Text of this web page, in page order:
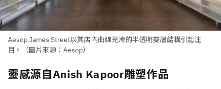
Aesop James Street以其店內曲線光滑的半透明雙層結構引起注
目。（圖片來源：Aesop）
靈感源自Anish Kapoor雕塑作品